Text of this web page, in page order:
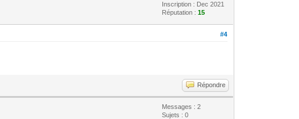
Inscription : Dec 2021
Réputation :15
#4
Répondre
Messages : 2
Sujets : 0